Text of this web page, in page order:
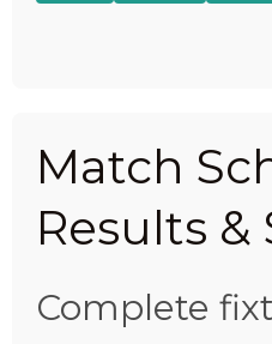
Match
Results
Complete